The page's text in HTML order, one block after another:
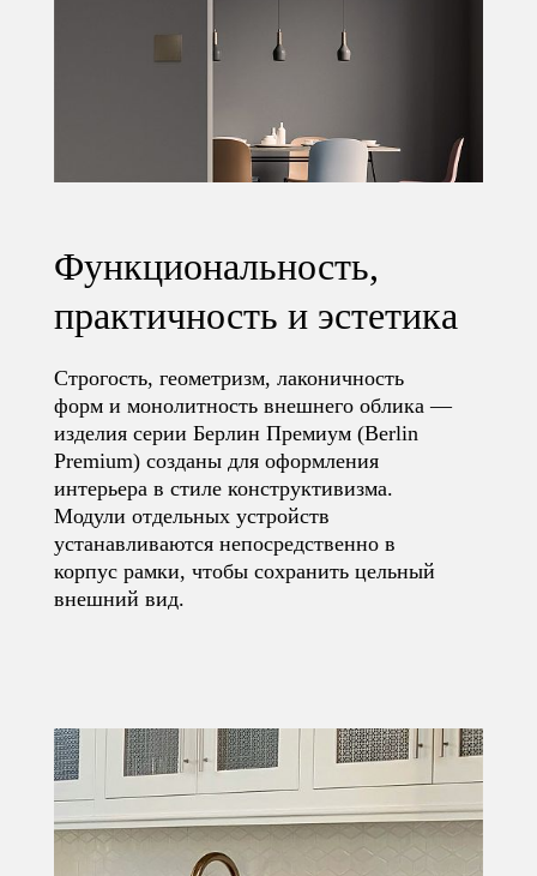
Функциональность,
практичность и эстетика
Cтрогость, геометризм, лаконичность
форм и монолитность внешнего облика —
изделия серии Берлин Премиум (Berlin
Premium) созданы для оформления
интерьера в стиле конструктивизма.
Модули отдельных устройств
устанавливаются непосредственно в
корпус рамки, чтобы сохранить цельный
внешний вид.